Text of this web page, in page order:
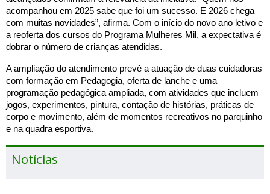
acompanhou em 2025 sabe que foi um sucesso. E 2026 chega
com muitas novidades”, afirma. Com o início do novo ano letivo e
a reoferta dos cursos do Programa Mulheres Mil, a expectativa é
dobrar o número de crianças atendidas.
A ampliação do atendimento prevê a atuação de duas cuidadoras
com formação em Pedagogia, oferta de lanche e uma
programação pedagógica ampliada, com atividades que incluem
jogos, experimentos, pintura, contação de histórias, práticas de
corpo e movimento, além de momentos recreativos no parquinho
e na quadra esportiva.
Notícias